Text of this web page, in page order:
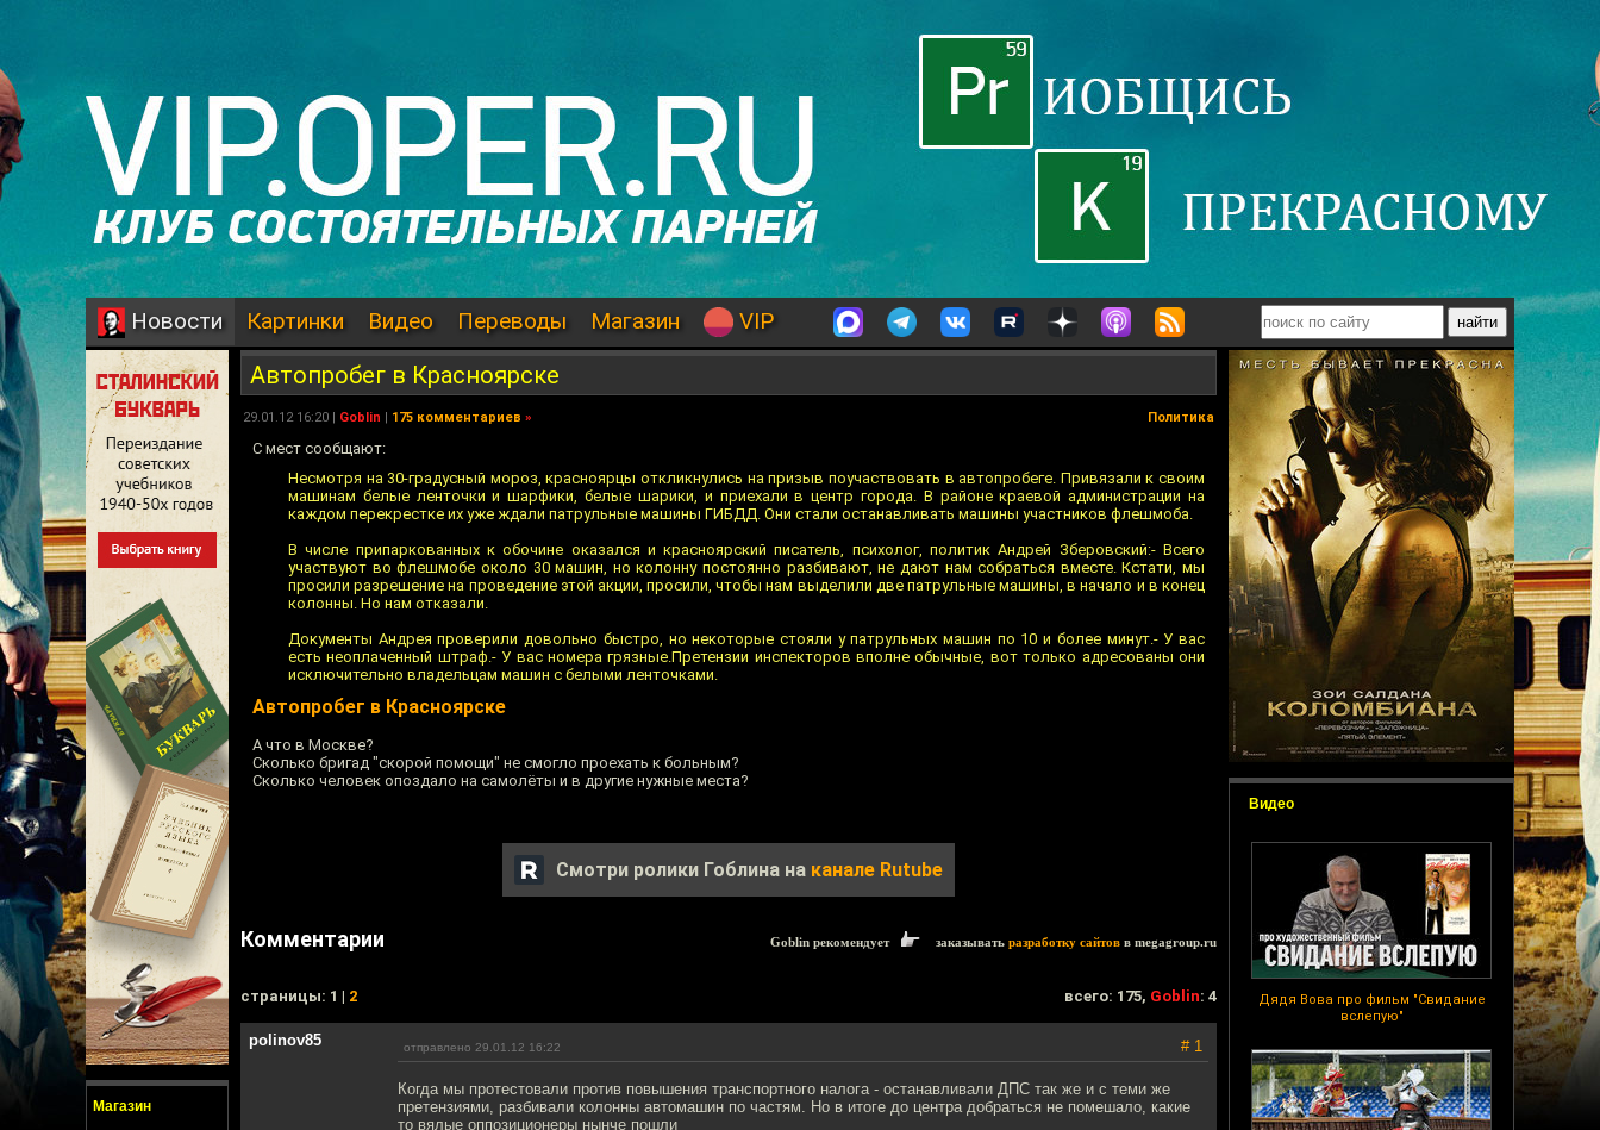
Новости Картинки Видео Переводы Магазин VIP
Магазин
Видео
Дядя Вова про фильм "Свидание
вслепую"
Автопробег в Красноярске
29.01.12 16:20 | Goblin | 175 комментариев » Политика
C мест сообщают:
Несмотря на 30-градусный мороз, красноярцы откликнулись на призыв поучаствовать в автопробеге. Привязали к своим
машинам белые ленточки и шарфики, белые шарики, и приехали в центр города. В районе краевой администрации на
каждом перекрестке их уже ждали патрульные машины ГИБДД. Они стали останавливать машины участников флешмоба.
В числе припаркованных к обочине оказался и красноярский писатель, психолог, политик Андрей Зберовский:- Всего
участвуют во флешмобе около 30 машин, но колонну постоянно разбивают, не дают нам собраться вместе. Кстати, мы
просили разрешение на проведение этой акции, просили, чтобы нам выделили две патрульные машины, в начало и в конец
колонны. Но нам отказали.
Документы Андрея проверили довольно быстро, но некоторые стояли у патрульных машин по 10 и более минут.- У вас
есть неоплаченный штраф.- У вас номера грязные.Претензии инспекторов вполне обычные, вот только адресованы они
исключительно владельцам машин с белыми ленточками.
Автопробег в Красноярске
А что в Москве?
Сколько бригад "скорой помощи" не смогло проехать к больным?
Сколько человек опоздало на самолёты и в другие нужные места?
Смотри ролики Гоблина на канале Rutube
Комментарии Goblin рекомендует заказывать разработку сайтов в megagroup.ru
cтраницы: 1 | 2 всего: 175, Goblin: 4
polinov85 отправлено 29.01.12 16:22 # 1
Когда мы протестовали против повышения транспортного налога - останавливали ДПС так же и с теми же
претензиями, разбивали колонны автомашин по частям. Но в итоге до центра добраться не помешало, какие
то вялые оппозиционеры нынче пошли